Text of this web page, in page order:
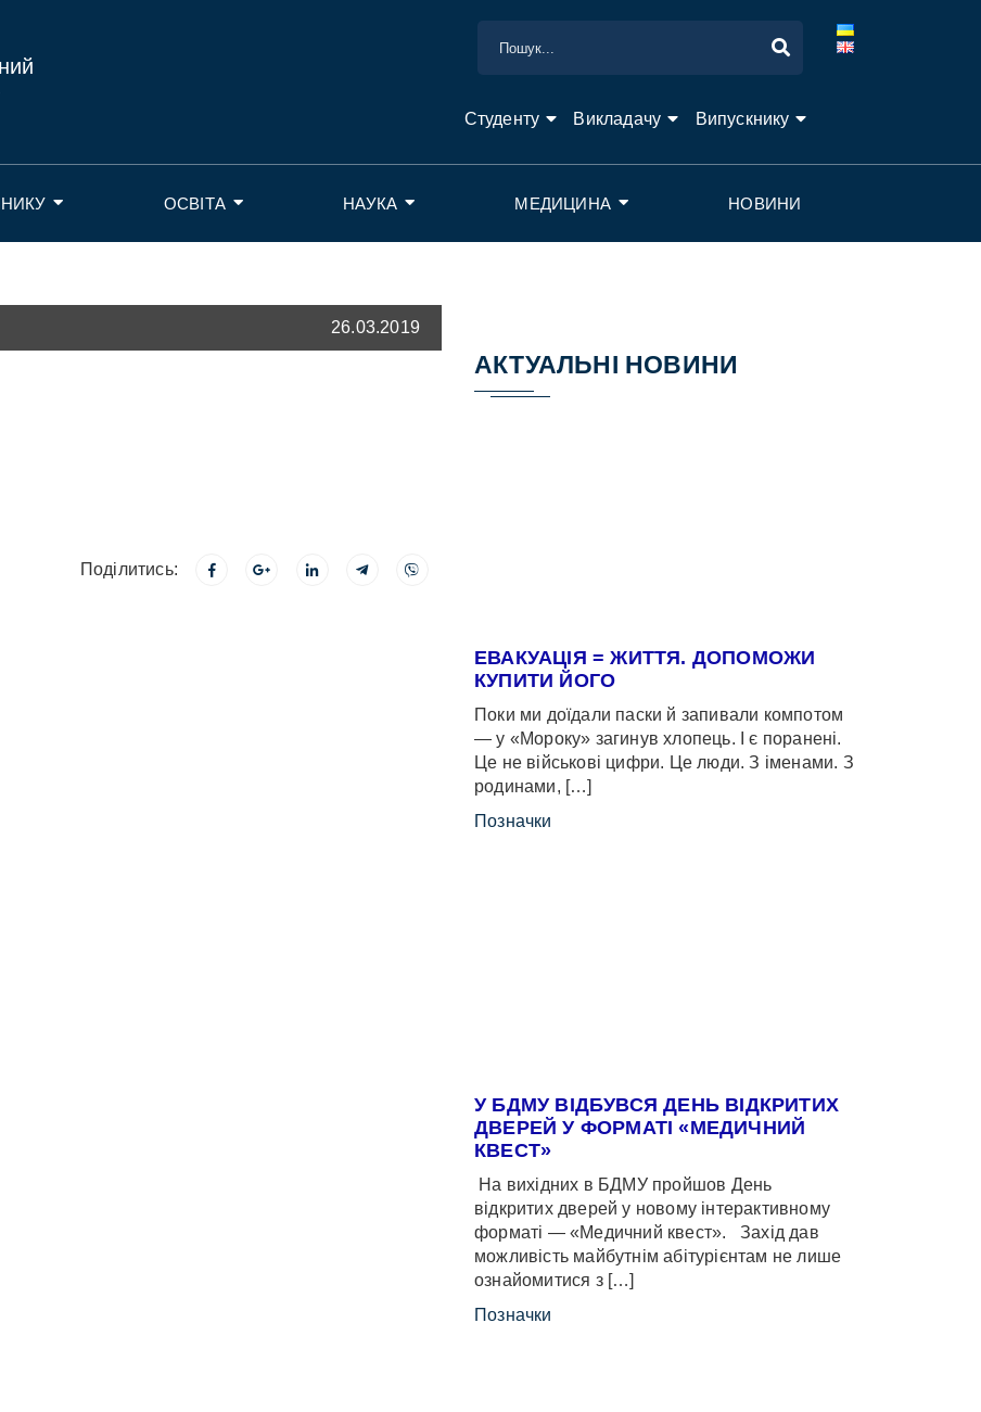
Студенту Викладачу Випускнику
ОСВІТА НАУКА МЕДИЦИНА НОВИНИ
26.03.2019
Поділитись:
АКТУАЛЬНІ НОВИНИ
ЕВАКУАЦІЯ = ЖИТТЯ. ДОПОМОЖИ
КУПИТИ ЙОГО
Поки ми доїдали паски й запивали компотом
— у «Мороку» загинув хлопець. І є поранені.
Це не військові цифри. Це люди. З іменами. З
родинами, […]
Позначки
У БДМУ ВІДБУВСЯ ДЕНЬ ВІДКРИТИХ
ДВЕРЕЙ У ФОРМАТІ «МЕДИЧНИЙ
КВЕСТ»
На вихідних в БДМУ пройшов День
відкритих дверей у новому інтерактивному
форматі — «Медичний квест». Захід дав
можливість майбутнім абітурієнтам не лише
ознайомитися з […]
Позначки